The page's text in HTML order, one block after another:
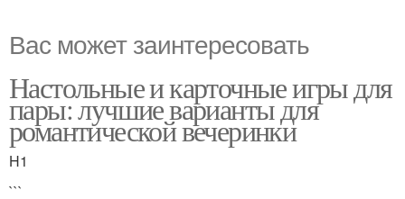
Вас может заинтересовать
Настольные и карточные игры для
пары: лучшие варианты для
романтической вечеринки
H1
```